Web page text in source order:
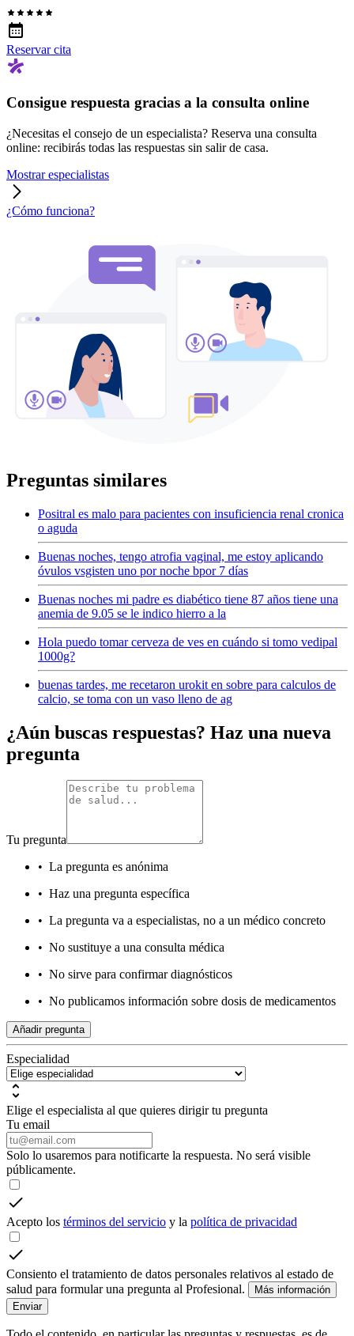
Reservar cita
Consigue respuesta gracias a la consulta online
¿Necesitas el consejo de un especialista? Reserva una consulta
online: recibirás todas las respuestas sin salir de casa.
Mostrar especialistas
¿Cómo funciona?
Preguntas similares
Positral es malo para pacientes con insuficiencia renal cronica
o aguda
Buenas noches, tengo atrofia vaginal, me estoy aplicando
óvulos vsgisten uno por noche bpor 7 días
Buenas noches mi padre es diabético tiene 87 años tiene una
anemia de 9.05 se le indico hierro a la
Hola puedo tomar cerveza de ves en cuándo si tomo vedipal
1000g?
buenas tardes, me recetaron urokit en sobre para calculos de
calcio, se toma con un vaso lleno de ag
¿Aún buscas respuestas? Haz una nueva
pregunta
Tu pregunta
• La pregunta es anónima
• Haz una pregunta específica
• La pregunta va a especialistas, no a un médico concreto
• No sustituye a una consulta médica
• No sirve para confirmar diagnósticos
• No publicamos información sobre dosis de medicamentos
Añadir pregunta
Especialidad
Elige el especialista al que quieres dirigir tu pregunta
Tu email
Solo lo usaremos para notificarte la respuesta. No será visible
públicamente.
Acepto los términos del servicio y la política de privacidad
Consiento el tratamiento de datos personales relativos al estado de
salud para formular una pregunta al Profesional.
Más información
Enviar